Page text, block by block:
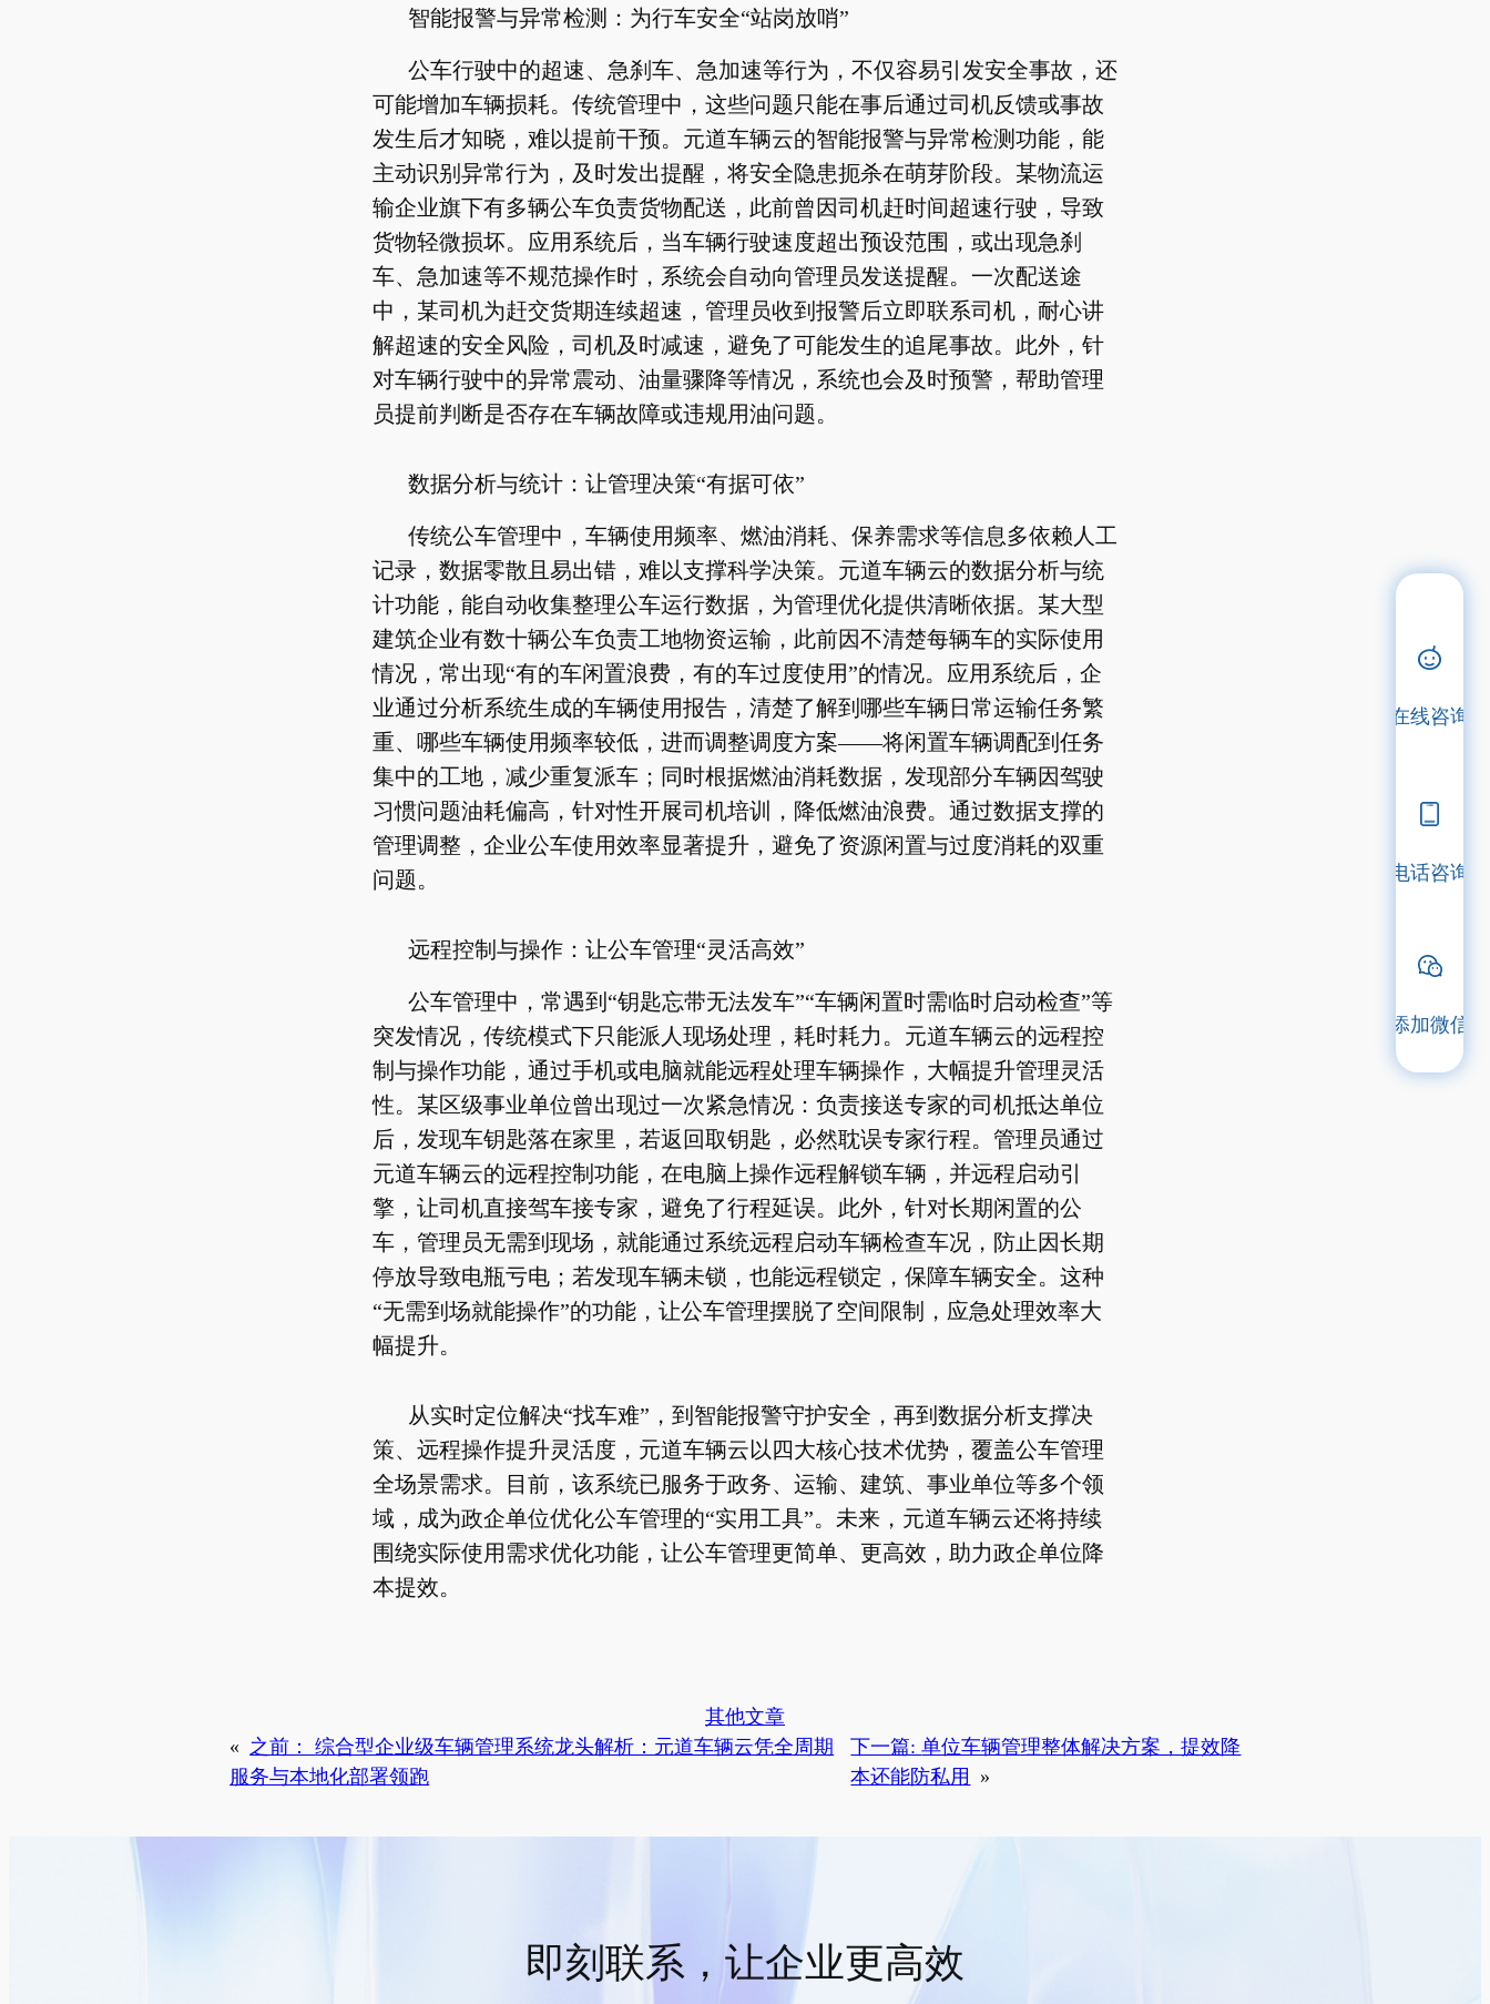
智能报警与异常检测：为行车安全“站岗放哨”
公车行驶中的超速、急刹车、急加速等行为，不仅容易引发安全事故，还
可能增加车辆损耗。传统管理中，这些问题只能在事后通过司机反馈或事故
发生后才知晓，难以提前干预。元道车辆云的智能报警与异常检测功能，能
主动识别异常行为，及时发出提醒，将安全隐患扼杀在萌芽阶段。某物流运
输企业旗下有多辆公车负责货物配送，此前曾因司机赶时间超速行驶，导致
货物轻微损坏。应用系统后，当车辆行驶速度超出预设范围，或出现急刹
车、急加速等不规范操作时，系统会自动向管理员发送提醒。一次配送途
中，某司机为赶交货期连续超速，管理员收到报警后立即联系司机，耐心讲
解超速的安全风险，司机及时减速，避免了可能发生的追尾事故。此外，针
对车辆行驶中的异常震动、油量骤降等情况，系统也会及时预警，帮助管理
员提前判断是否存在车辆故障或违规用油问题。
数据分析与统计：让管理决策“有据可依”
传统公车管理中，车辆使用频率、燃油消耗、保养需求等信息多依赖人工
记录，数据零散且易出错，难以支撑科学决策。元道车辆云的数据分析与统
计功能，能自动收集整理公车运行数据，为管理优化提供清晰依据。某大型
建筑企业有数十辆公车负责工地物资运输，此前因不清楚每辆车的实际使用
情况，常出现“有的车闲置浪费，有的车过度使用”的情况。应用系统后，企
业通过分析系统生成的车辆使用报告，清楚了解到哪些车辆日常运输任务繁
重、哪些车辆使用频率较低，进而调整调度方案——将闲置车辆调配到任务
集中的工地，减少重复派车；同时根据燃油消耗数据，发现部分车辆因驾驶
习惯问题油耗偏高，针对性开展司机培训，降低燃油浪费。通过数据支撑的
管理调整，企业公车使用效率显著提升，避免了资源闲置与过度消耗的双重
问题。
远程控制与操作：让公车管理“灵活高效”
公车管理中，常遇到“钥匙忘带无法发车”“车辆闲置时需临时启动检查”等
突发情况，传统模式下只能派人现场处理，耗时耗力。元道车辆云的远程控
制与操作功能，通过手机或电脑就能远程处理车辆操作，大幅提升管理灵活
性。某区级事业单位曾出现过一次紧急情况：负责接送专家的司机抵达单位
后，发现车钥匙落在家里，若返回取钥匙，必然耽误专家行程。管理员通过
元道车辆云的远程控制功能，在电脑上操作远程解锁车辆，并远程启动引
擎，让司机直接驾车接专家，避免了行程延误。此外，针对长期闲置的公
车，管理员无需到现场，就能通过系统远程启动车辆检查车况，防止因长期
停放导致电瓶亏电；若发现车辆未锁，也能远程锁定，保障车辆安全。这种
“无需到场就能操作”的功能，让公车管理摆脱了空间限制，应急处理效率大
幅提升。
从实时定位解决“找车难”，到智能报警守护安全，再到数据分析支撑决
策、远程操作提升灵活度，元道车辆云以四大核心技术优势，覆盖公车管理
全场景需求。目前，该系统已服务于政务、运输、建筑、事业单位等多个领
域，成为政企单位优化公车管理的“实用工具”。未来，元道车辆云还将持续
围绕实际使用需求优化功能，让公车管理更简单、更高效，助力政企单位降
本提效。
其他文章
« 之前：综合型企业级车辆管理系统龙头解析：元道车辆云凭全周期
服务与本地化部署领跑
下一篇:单位车辆管理整体解决方案，提效降
本还能防私用
»
即刻联系，让企业更高效
在线咨询
电话咨询
添加微信